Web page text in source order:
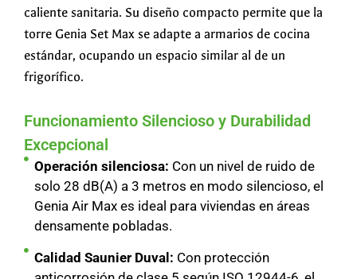
caliente sanitaria. Su diseño compacto permite que la
torre Genia Set Max se adapte a armarios de cocina
estándar, ocupando un espacio similar al de un
frigorífico.
Funcionamiento Silencioso y Durabilidad
Excepcional
Operación silenciosa: Con un nivel de ruido de
solo 28 dB(A) a 3 metros en modo silencioso, el
Genia Air Max es ideal para viviendas en áreas
densamente pobladas.
Calidad Saunier Duval: Con protección